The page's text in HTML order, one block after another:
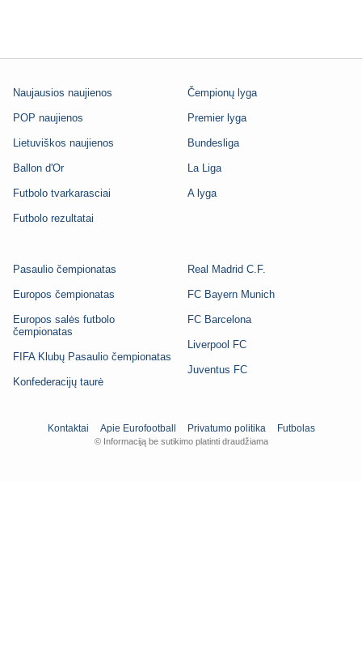
Naujausios naujienos
POP naujienos
Lietuviškos naujienos
Ballon d'Or
Futbolo tvarkarasciai
Futbolo rezultatai
Čempionų lyga
Premier lyga
Bundesliga
La Liga
A lyga
Pasaulio čempionatas
Europos čempionatas
Europos salės futbolo
čempionatas
FIFA Klubų Pasaulio čempionatas
Konfederacijų taurė
Real Madrid C.F.
FC Bayern Munich
FC Barcelona
Liverpool FC
Juventus FC
Kontaktai Apie Eurofootball Privatumo politika Futbolas
© Informaciją be sutikimo platinti draudžiama